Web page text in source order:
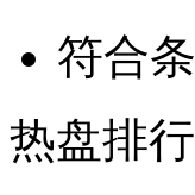
符合
热盘排